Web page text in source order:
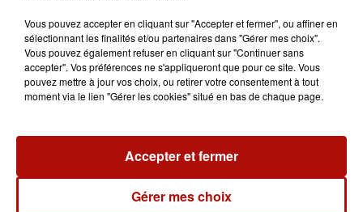
Vous pouvez accepter en cliquant sur "Accepter et fermer", ou affiner en
sélectionnant les finalités et/ou partenaires dans "Gérer mes choix".
Vous pouvez également refuser en cliquant sur "Continuer sans
accepter". Vos préférences ne s'appliqueront que pour ce site. Vous
pouvez mettre à jour vos choix, ou retirer votre consentement à tout
moment via le lien "Gérer les cookies" situé en bas de chaque page.
Gérer mes choix
Accepter et fermer